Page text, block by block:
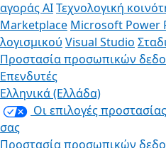
αγοράς AIΤεχνολογική
Marketplace Microsoft Power
λογισμικού Visual Studio
Προστασία προσωπικών
Επενδυτές
Ελληνικά (Ελλάδα)
Οι επιλογές
σας
Προστασία προσωπικών